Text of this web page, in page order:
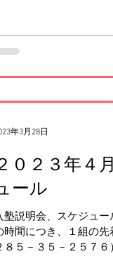
０２３年４
ール
塾説明会、スケジュ
時間につき、１組の
８５－３５－２５７６
年3月28日